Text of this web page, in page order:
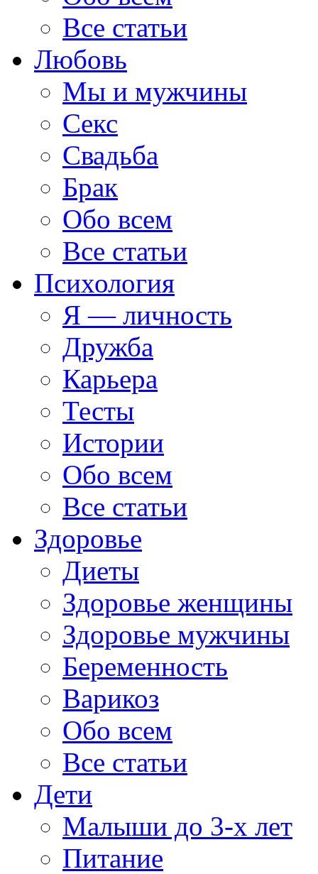
Все статьи
Любовь
Мы и мужчины
Секс
Свадьба
Брак
Обо всем
Все статьи
Психология
Я — личность
Дружба
Карьера
Тесты
Истории
Обо всем
Все статьи
Здоровье
Диеты
Здоровье женщины
Здоровье мужчины
Беременность
Варикоз
Обо всем
Все статьи
Дети
Малыши до 3-х лет
Питание